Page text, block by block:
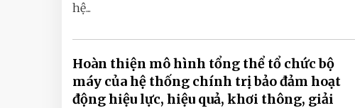
hệ...
Hoàn thiện mô hình tổng thể tổ chức bộ
máy của hệ thống chính trị bảo đảm hoạt
động hiệu lực, hiệu quả, khơi thông, giải